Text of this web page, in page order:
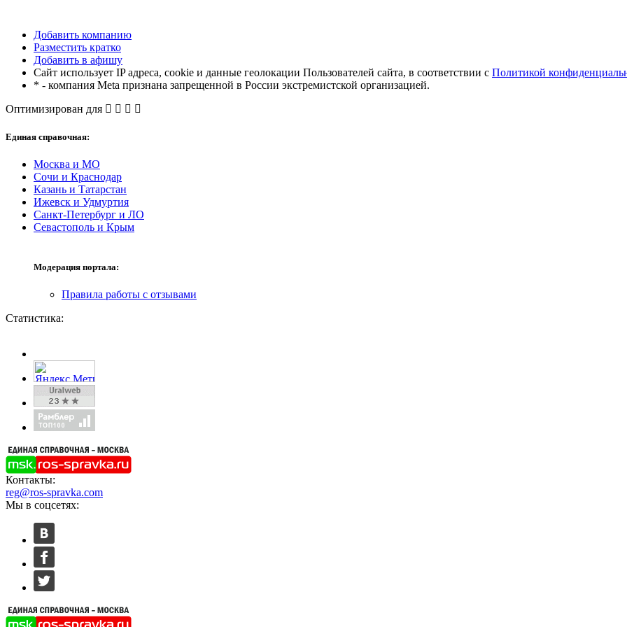
Добавить компанию
Разместить кратко
Добавить в афишу
Сайт использует IP адреса, cookie и данные геолокации Пользователей сайта, в соответствии с Политикой
* - компания Meta признана запрещенной в России экстремистской организацией.
Оптимизирован для
Единая справочная:
Москва и МО
Сочи и Краснодар
Казань и Татарстан
Ижевск и Удмуртия
Санкт-Петербург и ЛО
Севастополь и Крым
Модерация портала:
Правила работы с отзывами
Статистика:
Контакты:
reg@ros-spravka.com
Мы в соцсетях: